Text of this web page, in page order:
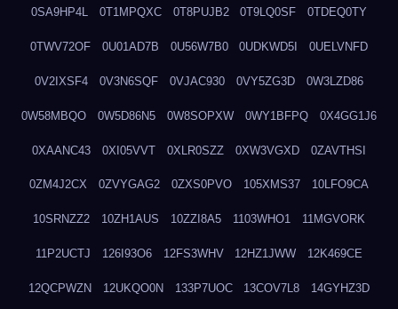
0SA9HP4L 0T1MPQXC 0T8PUJB2 0T9LQ0SF 0TDEQ0TY
0TWV72OF 0U01AD7B 0U56W7B0 0UDKWD5I 0UELVNFD
0V2IXSF4 0V3N6SQF 0VJAC930 0VY5ZG3D 0W3LZD86
0W58MBQO 0W5D86N5 0W8SOPXW 0WY1BFPQ 0X4GG1J6
0XAANC43 0XI05VVT 0XLR0SZZ 0XW3VGXD 0ZAVTHSI
0ZM4J2CX 0ZVYGAG2 0ZXS0PVO 105XMS37 10LFO9CA
10SRNZZ2 10ZH1AUS 10ZZI8A5 1103WHO1 11MGVORK
11P2UCTJ 126I93O6 12FS3WHV 12HZ1JWW 12K469CE
12QCPWZN 12UKQO0N 133P7UOC 13COV7L8 14GYHZ3D